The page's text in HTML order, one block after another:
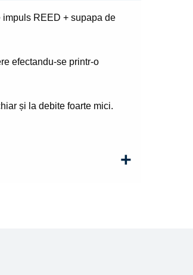
impuls REED + supapa de
efectandu-se printr-o
și la debite foarte mici.